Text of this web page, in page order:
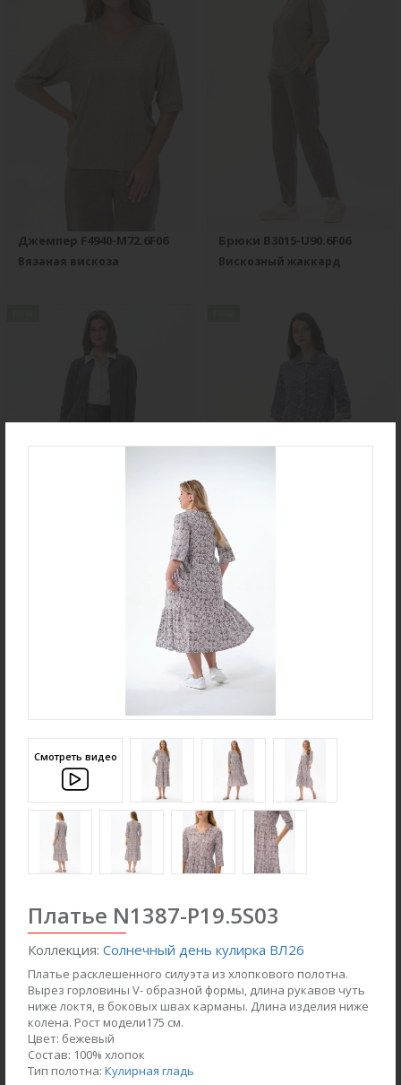
Джемпер F4940-M72.6F06
Вязаная вискоза
Брюки B3015-U90.6F06
Вискозный жаккард
Халат D0480-F54.6F15
Кулирная гладь
Ночная сорочка S4031-
F54.6F15
Вискозная гладь с
эластаном
new
Джемпер K1580-S83.6F01
Вязаный хлопок
new
Смотреть видео
Платье N1387-P19.5S03
Коллекция: Солнечный день кулирка ВЛ26
Платье расклешенного силуэта из хлопкового полотна.
Вырез горловины V- образной формы, длина рукавов чуть
ниже локтя, в боковых швах карманы. Длина изделия ниже
колена. Рост модели175 см.
Цвет: бежевый
Состав: 100% хлопок
Тип полотна: Кулирная гладь